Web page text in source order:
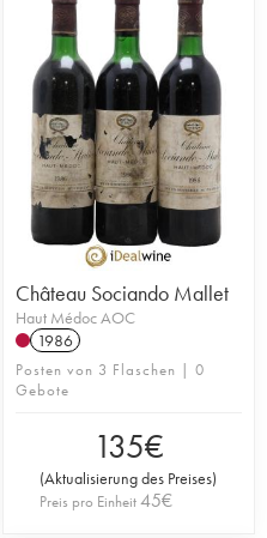
Château Sociando Mallet
Haut Médoc AOC
1986
Posten von 3 Flaschen | 0
Gebote
135€
(Aktualisierung des Preises)
Preis pro Einheit45€